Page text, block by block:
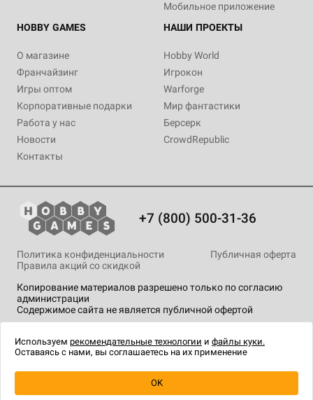
Купить
Мобильное приложение
HOBBY GAMES
О магазине
Франчайзинг
Игры оптом
Корпоративные подарки
Работа у нас
Новости
Контакты
НАШИ ПРОЕКТЫ
Hobby World
Игрокон
Warforge
Мир фантастики
Берсерк
CrowdRepublic
+7 (800) 500-31-36
Копирование материалов разрешено только по согласию
администрации
Содержимое сайта не является публичной офертой
Политика конфиденциальности
Публичная оферта
Правила акций со скидкой
технологии.
Используем рекомендательные технологии и файлы куки.
Оставаясь с нами, вы соглашаетесь на их применение
OK